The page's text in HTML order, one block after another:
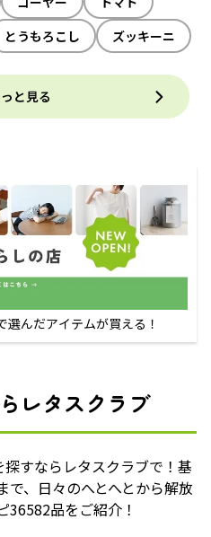
とうもろこし ズッキーニ
と見る
選んだアイテムが買える！
レタスクラブ
すならレタスクラブで！基
、日々のへとへとから解放
36582品をご紹介！